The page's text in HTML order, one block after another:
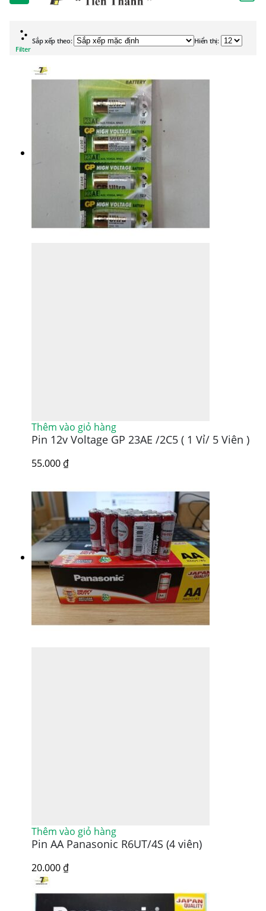
Filter
Sắp xếp theo: Hiển thị:
Thêm vào giỏ hàng
Pin 12v Voltage GP 23AE /2C5 ( 1 Vỉ/ 5 Viên )
55.000 ₫
Thêm vào giỏ hàng
Pin AA Panasonic R6UT/4S (4 viên)
20.000 ₫